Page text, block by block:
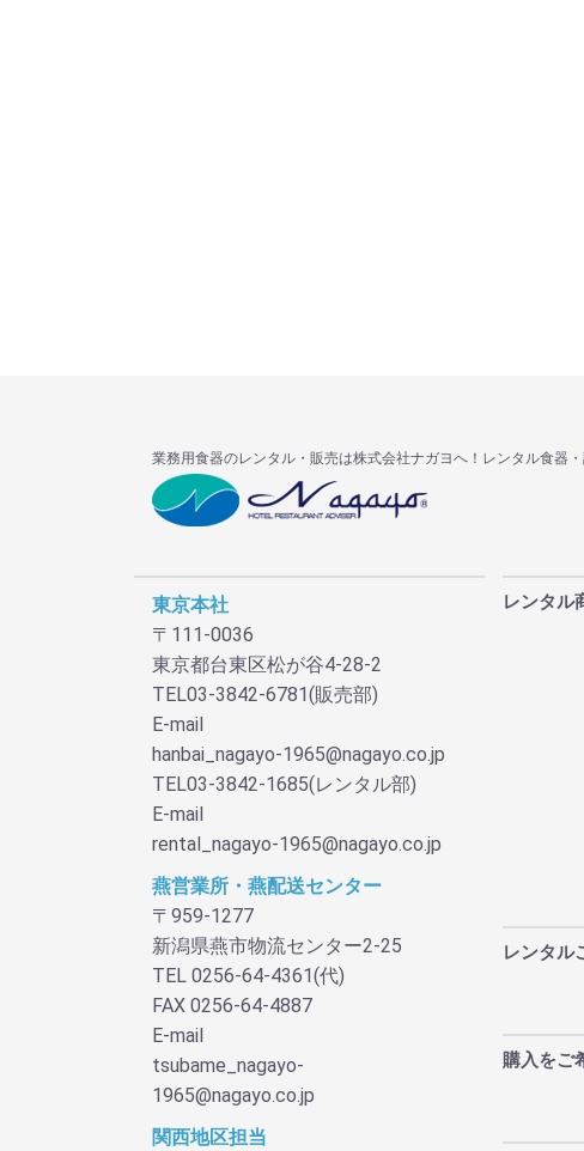
業務用食器のレンタル・販売は株式会社ナガヨへ！レンタル食器
東京本社
〒111-0036
東京都台東区松が谷4-28-2
TEL03-3842-6781(販売部)
E-mail
hanbai_nagayo-1965@nagayo.co.jp
TEL03-3842-1685(レンタル部)
E-mail
rental_nagayo-1965@nagayo.co.jp
燕営業所・燕配送センター
〒959-1277
新潟県燕市物流センター2-25
TEL 0256-64-4361(代)
FAX 0256-64-4887
E-mail
tsubame_nagayo-
1965@nagayo.co.jp
関西地区担当
レンタル
レンタル
購入をご